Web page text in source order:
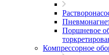
Поршневое
Компрессорное